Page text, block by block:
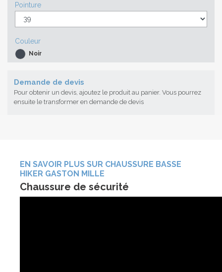
Pointure
Couleur
Noir
Demande de devis
Pour obtenir un devis, ajoutez le produit au panier. Vous pourrez
ensuite le transformer en demande de devis
EN SAVOIR PLUS SUR CHAUSSURE BASSE
HIKER GASTON MILLE
Chaussure de sécurité